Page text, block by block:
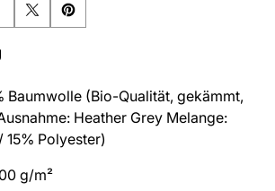
Baumwolle (Bio-Qualität, gekämmt,
Heather Grey Melange:
Polyester)
g/m²